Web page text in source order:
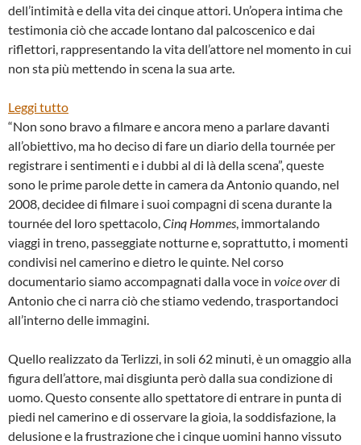
dell’intimità e della vita dei cinque attori. Un’opera intima che
testimonia ciò che accade lontano dal palcoscenico e dai
riflettori, rappresentando la vita dell’attore nel momento in cui
non sta più mettendo in scena la sua arte.
Leggi tutto:
“CINQUE
UOMINI,
UN
DIARIO
AL
DI
LÀ
DELLA
SCENA”
DI
COSIMO
“Non sono bravo a filmare e ancora meno a parlare davanti
all’obiettivo, ma ho deciso di fare un diario della tournée per
registrare i sentimenti e i dubbi al di là della scena”, queste
sono le prime parole dette in camera da Antonio quando, nel
2008, decidee di filmare i suoi compagni di scena durante la
tournée del loro spettacolo,Cinq Hommes, immortalando
viaggi in treno, passeggiate notturne e, soprattutto, i momenti
condivisi nel camerino e dietro le quinte. Nel corso
documentario siamo accompagnati dalla voce in voice overdi
Antonio che ci narra ciò che stiamo vedendo, trasportandoci
all’interno delle immagini.
Quello realizzato da Terlizzi, in soli 62 minuti, è un omaggio alla
figura dell’attore, mai disgiunta però dalla sua condizione di
uomo. Questo consente allo spettatore di entrare in punta di
piedi nel camerino e di osservare la gioia, la soddisfazione, la
delusione e la frustrazione che i cinque uomini hanno vissuto